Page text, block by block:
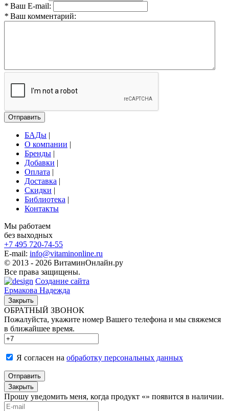
* Ваш E-mail:
* Ваш комментарий:
Отправить
БАДы |
О компании |
Бренды |
Добавки |
Оплата |
Доставка |
Скидки |
Библиотека |
Контакты
Мы работаем
без выходных
+7 495 720-74-55
E-mail: info@vitaminonline.ru
© 2013 - 2026 ВитаминОнлайн.ру
Все права защищены.
Создание сайта
Ермакова Надежда
Закрыть
ОБРАТНЫЙ ЗВОНОК
Пожалуйста, укажите номер Вашего телефона и мы свяжемся
в ближайшее время.
Я согласен на обработку персональных данных
Отправить
Закрыть
Прошу уведомить меня, когда продукт «» появится в наличии.